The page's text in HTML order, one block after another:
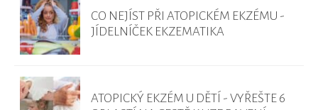
CO NEJÍST PŘI ATOPICKÉM EKZÉMU -
JÍDELNÍČEK EKZEMATIKA
ATOPICKÝ EKZÉM U DĚTÍ - VYŘEŠTE 6